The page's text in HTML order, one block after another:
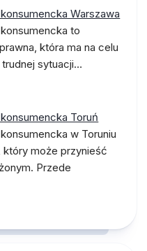
Warszawa
to
która ma na celu
sytuacji…
Toruń
w Toruniu
może przynieść
Przede